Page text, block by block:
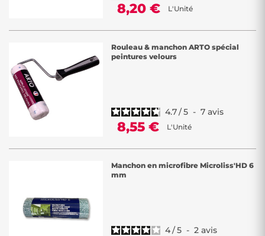
8,20 € L'Unité
Rouleau & manchon ARTO spécial
peintures velours
4.7/5 - 7 avis
8,55 € L'Unité
Manchon en microfibre Microliss'HD 6
mm
4/5 - 2 avis